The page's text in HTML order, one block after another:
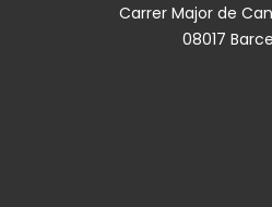
Carrer Major de
08017